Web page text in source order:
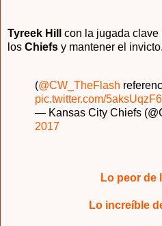
Tyreek Hill
con la jugada clave
los Chiefs y mantener el invicto.
(@CW_TheFlash
pic.twitter.com/
— Kansas City Chiefs
2017
Lo peor de
Lo increíble